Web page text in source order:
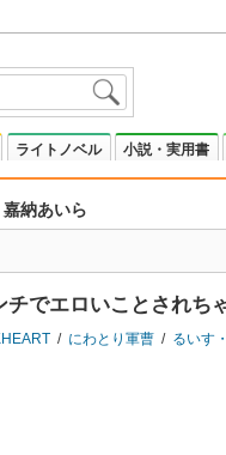
ライトノベル 小説・実用書
嘉納あいら
でエロいことされち
/ にわとり軍曹 / るいす